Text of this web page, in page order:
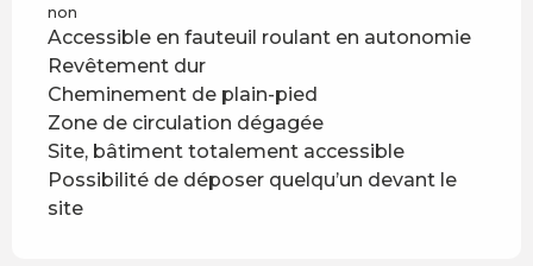
non
Accessible en fauteuil roulant en autonomie
Revêtement dur
Cheminement de plain-pied
Zone de circulation dégagée
Site, bâtiment totalement accessible
Possibilité de déposer quelqu’un devant le
site